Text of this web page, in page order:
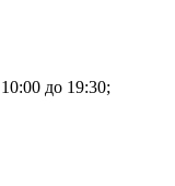
до 19:30;